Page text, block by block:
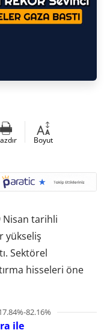
Boyut
Nisan tarihli
yükseliş
Sektörel
hisseleri öne
82.16%
ile